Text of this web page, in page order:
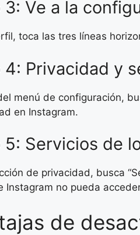
3: Ve a la
toca las tres líneas
4: Privacidad y
menú de configuración,
en Instagram.
5: Servicios de
de privacidad, busca
Instagram no pueda
de